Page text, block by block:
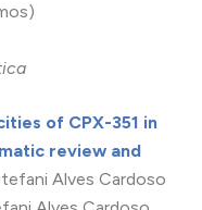
of CPX-351 in
review and
Alves Cardoso